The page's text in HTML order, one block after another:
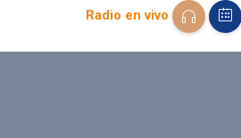
Radio en vivo